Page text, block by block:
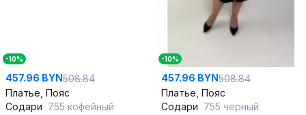
-10%
457.96 BYN508.84
Платье, Пояс
Содари 755 кофейный
-10%
457.96 BYN508.84
Платье, Пояс
Содари 755 черный